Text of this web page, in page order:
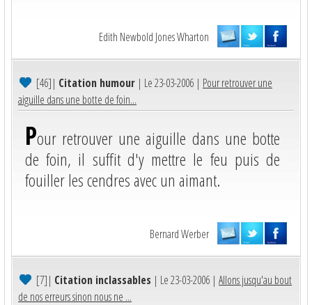
Edith Newbold Jones Wharton
[46]| Citation humour | Le 23-03-2006 | Pour retrouver une
aiguille dans une botte de foin...
Pour retrouver une aiguille dans une botte
de foin, il suffit d'y mettre le feu puis de
fouiller les cendres avec un aimant.
Bernard Werber
[7]| Citation inclassables | Le 23-03-2006 | Allons jusqu'au bout
de nos erreurs sinon nous ne ...